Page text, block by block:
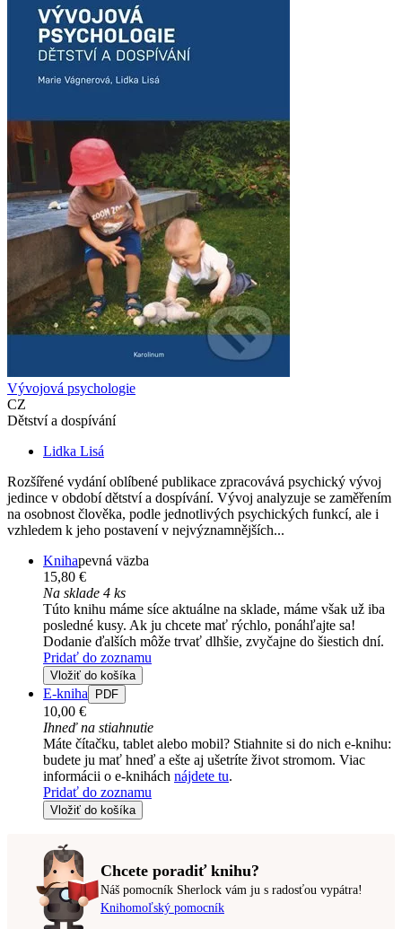
Vývojová psychologie
CZ
Dětství a dospívání
Lidka Lisá
Rozšířené vydání oblíbené publikace zpracovává psychický vývoj
jedince v období dětství a dospívání. Vývoj analyzuje se zaměřením
na osobnost člověka, podle jednotlivých psychických funkcí, ale i
vzhledem k jeho postavení v nejvýznamnějších...
Knihapevná väzba
15,80 €
Na sklade 4 ks
Túto knihu máme síce aktuálne na sklade, máme však už iba
posledné kusy. Ak ju chcete mať rýchlo, ponáhľajte sa!
Dodanie ďalších môže trvať dlhšie, zvyčajne do šiestich dní.
Pridať do zoznamu
Vložiť do košíka
E-kniha PDF
10,00 €
Ihneď na stiahnutie
Máte čítačku, tablet alebo mobil? Stiahnite si do nich e-knihu:
budete ju mať hneď a ešte aj ušetríte život stromom. Viac
informácii o e-knihách nájdete tu.
Pridať do zoznamu
Vložiť do košíka
Chcete poradiť knihu?
Náš pomocník Sherlock vám ju s radosťou vypátra!
Knihomoľský pomocník